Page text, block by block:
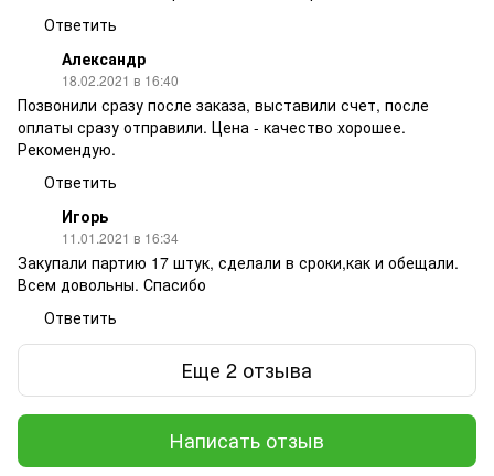
Ответить
Александр
18.02.2021 в 16:40
Позвонили сразу после заказа, выставили счет, после
оплаты сразу отправили. Цена - качество хорошее.
Рекомендую.
Ответить
Игорь
11.01.2021 в 16:34
Закупали партию 17 штук, сделали в сроки,как и обещали.
Всем довольны. Спасибо
Ответить
Еще 2 отзыва
Написать отзыв